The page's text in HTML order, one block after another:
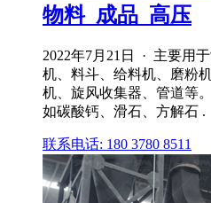
物料_成品_高压
2022年7月21日 · 主要用
机、料斗、给料机、磨粉
机、旋风收集器、管道等
如碳酸钙、滑石、方解石 .
联系电话: 180 3780 8511